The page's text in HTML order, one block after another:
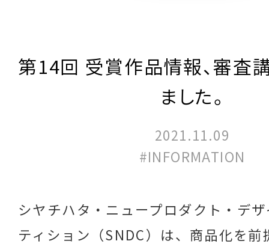
第14回 受賞作品情報、審査
ました。
2021.11.09
#INFORMATION
シヤチハタ・ニュープロダクト・デ
ティション（SNDC）は、商品化を